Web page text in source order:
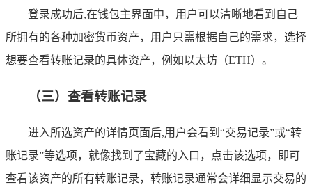
登录成功后,在钱包主界面中，用户可以清晰地看到自己
所拥有的各种加密货币资产，用户只需根据自己的需求，选择
想要查看转账记录的具体资产，例如以太坊（ETH）。
（三）查看转账记录
进入所选资产的详情页面后,用户会看到“交易记录”或“转
账记录”等选项，就像找到了宝藏的入口，点击该选项，即可
查看该资产的所有转账记录，转账记录通常会详细显示交易的